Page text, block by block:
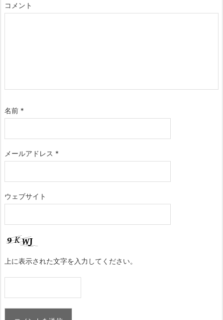
コメント
名前 *
メールアドレス *
ウェブサイト
上に表示された文字を入力してください。